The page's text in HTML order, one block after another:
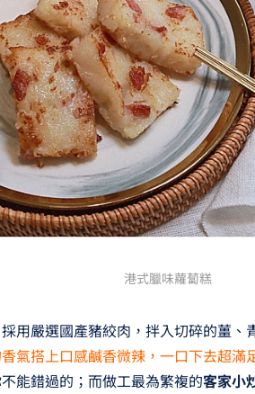
港式臘味蘿蔔糕
用嚴選國產豬絞肉，拌入切碎的薑、
氣搭上口感鹹香微辣，一口下去超滿
能錯過的；而做工最為繁複的客家小